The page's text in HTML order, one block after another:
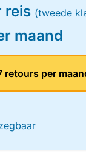
reis (tweede
maand
retours per